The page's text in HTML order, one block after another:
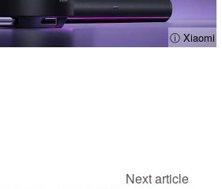
ⓘ Xiaomi
Next article